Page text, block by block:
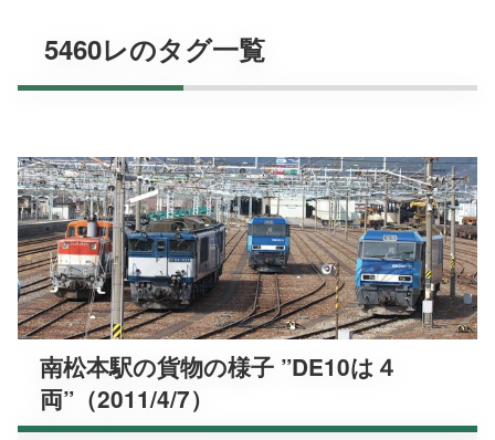
5460レのタグ一覧
南松本駅の貨物の様子 ”DE10は４
両”（2011/4/7）